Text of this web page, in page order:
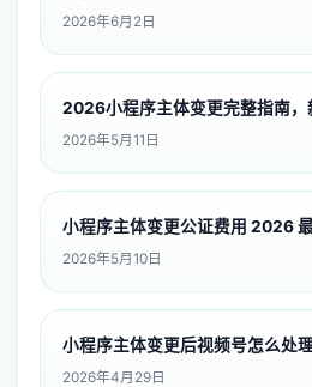
2026年6月2日
2026小程序主体变更完整指南，
2026年5月11日
小程序主体变更公证费用 2026
2026年5月10日
小程序主体变更后视频号怎么处
2026年4月29日